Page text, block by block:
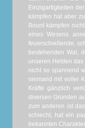
Einzigartigkeiten
kämpfen hat aber
Bount kämpfen
eines Wesens
feuerschießende,
bestehenden Wal,
unseren Helden
nicht so spannend
niemand mit voller
Kräfte gänzlich
diversen Gründen
zum anderen ist
schlecht, hat ein
bekannten